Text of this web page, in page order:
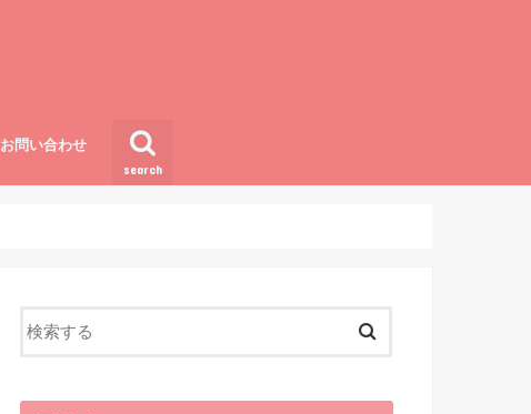
search
お問い合わせ